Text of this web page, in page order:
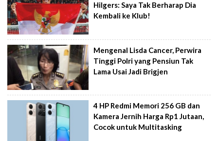
Hilgers: Saya Tak Berharap Dia
Kembali ke Klub!
Mengenal Lisda Cancer, Perwira
Tinggi Polri yang Pensiun Tak
Lama Usai Jadi Brigjen
4 HP Redmi Memori 256 GB dan
Kamera Jernih Harga Rp1 Jutaan,
Cocok untuk Multitasking